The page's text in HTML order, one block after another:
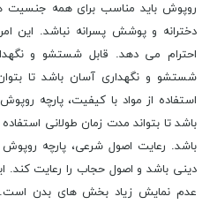
روپوش باید مناسب برای همه
دخترانه و پوشش پسرانه نباشد. این
احترام می دهد. قابل شستشو و
شستشو و نگهداری آسان باشد تا
استفاده از مواد با کیفیت، پارچه
باشد تا بتواند مدت زمان طولانی
باشد. رعایت اصول شرعی، پارچه روپوش
دینی باشد و اصول حجاب را رعایت
عدم نمایش زیاد بخش های بدن است.